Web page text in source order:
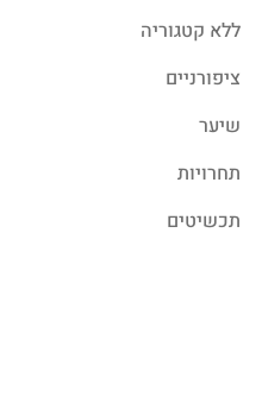
ללא קטגוריה
ציפורניים
שיער
תחרויות
תכשיטים